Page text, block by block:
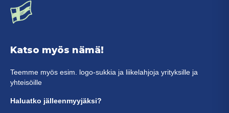
Katso myös nämä!
Teemme myös esim. logo-sukkia ja liikelahjoja yrityksille ja
yhteisöille
Haluatko jälleenmyyjäksi?